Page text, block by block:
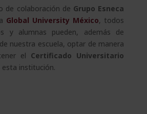
de colaboración de Grupo Esneca
Global University México, todos
y alumnas pueden, además de
nuestra escuela, optar de manera
el Certificado Universitario
esta institución.